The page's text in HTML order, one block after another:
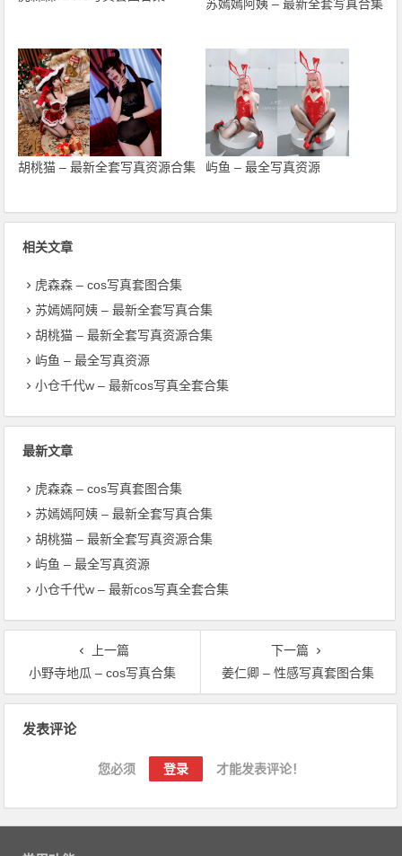
苏嫣嫣阿姨 – 最新全套写真合集
胡桃猫 – 最新全套写真资源合集 屿鱼 – 最全写真资源
相关文章
虎森森 – cos写真套图合集
苏嫣嫣阿姨 – 最新全套写真合集
胡桃猫 – 最新全套写真资源合集
屿鱼 – 最全写真资源
小仓千代w – 最新cos写真全套合集
最新文章
虎森森 – cos写真套图合集
苏嫣嫣阿姨 – 最新全套写真合集
胡桃猫 – 最新全套写真资源合集
屿鱼 – 最全写真资源
小仓千代w – 最新cos写真全套合集
上一篇
小野寺地瓜 – cos写真合集
下一篇
姜仁卿 – 性感写真套图合集
发表评论
您必须 登录 才能发表评论！